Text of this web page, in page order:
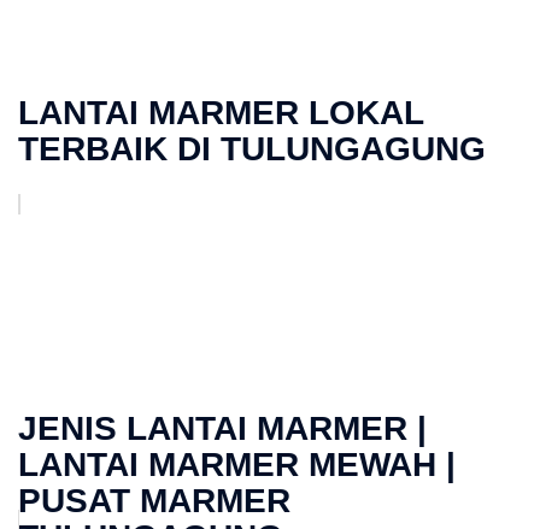
LANTAI MARMER LOKAL
TERBAIK DI TULUNGAGUNG
JENIS LANTAI MARMER |
LANTAI MARMER MEWAH |
PUSAT MARMER